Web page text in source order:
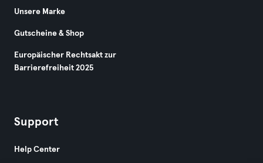
Unsere Marke
Gutscheine & Shop
Europäischer Rechtsakt zur
Barrierefreiheit 2025
Support
Help Center